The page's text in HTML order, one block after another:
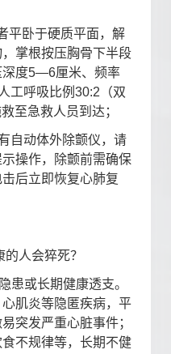
平卧于硬质平面，解
掌根按压胸骨下半段
深度5—6厘米、频率
工呼吸比例30:2 （双
至急救人员到达；
自动体外除颤仪，请
操作，除颤前需确保
后立即恢复心肺复
人会猝死？
患或长期健康透支。
肌炎等隐匿疾病，平
突发严重心脏事件；
不规律等，长期不健